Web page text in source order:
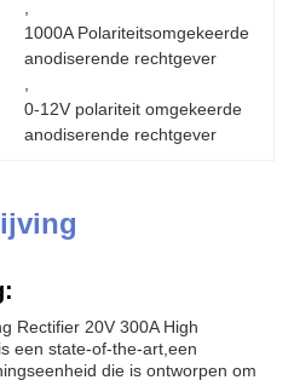
1000A Polariteitsomgekeerde
anodiserende rechtgever
0-12V polariteit omgekeerde
anodiserende rechtgever
Rectifier 20V 300A High
een state-of-the-art,een
die is ontworpen om